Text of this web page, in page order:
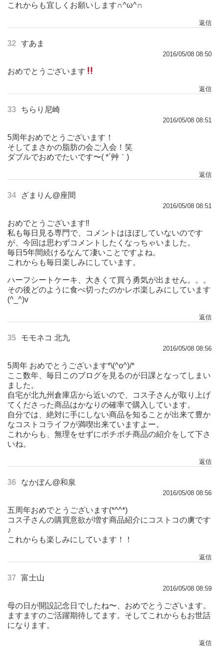
これからも宜しくお願いします∩^ω^∩
返信
32 すあま
2016/05/08 08:50
おめでとうございます
返信
33 ちらり尼崎
2016/05/08 08:51
5周年おめでとうございます！
そしてまさかの脂肪の会ご入会！笑
ダブルでおめでたいです〜( *´艸｀)
返信
34 ざまりん@座間
2016/05/08 08:51
おめでとうございます‼︎
私も毎日見る専門で、コメントはほぼしていないのです
が、今回は思わずコメントしたくなっちゃいました。
毎日5年間続けるなんて凄いことですよね。
これからも毎日楽しみにしています。
ハーフシートケーキ、大きくて買う勇気が出ません。。。
その後どのように食べ切ったのかレポ楽しみにしています
(^_^)v
返信
35 モモネコ 北九
2016/05/08 08:56
5周年 おめでとうございます*\(^o^)/*
ここ数年、毎日このブログを見るのが日課となってしまい
ました。
自宅が北九州倉庫店から近いので、コス子さんが取り上げ
てくださった商品はかなりの確率で購入しています。
自分では、絶対に手にしない商品を知ることが出来て豊か
なコストコライフが満喫出来ていますよー。
これからも、無理をせずにボチボチ商品の紹介をして下さ
いね。
返信
36 なかぼん@和泉
2016/05/08 08:56
五周年おめでとうございます(*^^*)
コス子さんの購買意欲が増す商品紹介にコストコの虜です
♪
これからも楽しみにしています！！
返信
37 富士山
2016/05/08 08:59
母の日が開設記念日でしたね〜、おめでとうございます。
ますますのご活躍期待してます。そしてこれからもお世話
になります。
返信